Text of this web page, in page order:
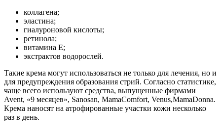
коллагена;
эластина;
гиалуроновой кислоты;
ретинола;
витамина Е;
экстрактов водорослей.
Такие крема могут использоваться не только для лечения, но и
для предупреждения образования стрий. Согласно статистике,
чаще всего используют средства, выпущенные фирмами
Avent, «9 месяцев», Sanosan, MamaComfort, Venus,MamaDonna.
Крема наносят на атрофированные участки кожи несколько
раз в день.